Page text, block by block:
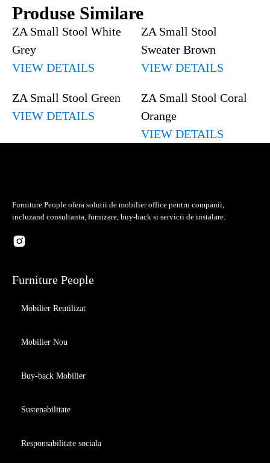
Produse Similare
ZA Small Stool White
Grey
VIEW DETAILS
ZA Small Stool
Sweater Brown
VIEW DETAILS
ZA Small Stool Green
VIEW DETAILS
ZA Small Stool Coral
Orange
VIEW DETAILS
Furniture People ofera solutii de mobilier office pentru companii,
incluzand consultanta, furnizare, buy-back si servicii de instalare.
Furniture People
Mobilier Reutilizat
Mobilier Nou
Buy-back Mobilier
Sustenabilitate
Responsabilitate sociala